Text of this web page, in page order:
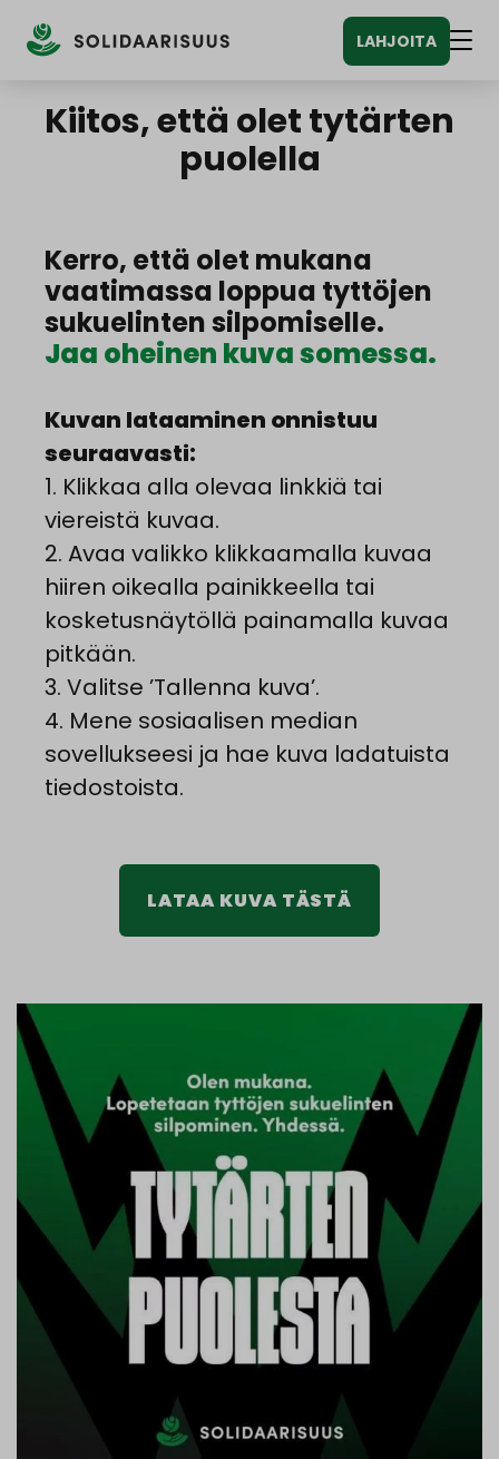
sisältöön
LAHJOITA
Kiitos, että olet tytärten
puolella
Kerro, että olet mukana
vaatimassa loppua tyttöjen
sukuelinten silpomiselle.
Jaa oheinen kuva somessa.
Kuvan lataaminen onnistuu
seuraavasti:
1. Klikkaa alla olevaa linkkiä tai
viereistä kuvaa.
2. Avaa valikko klikkaamalla kuvaa
hiiren oikealla painikkeella tai
kosketusnäytöllä painamalla kuvaa
pitkään.
3. Valitse ’Tallenna kuva’.
4. Mene sosiaalisen median
sovellukseesi ja hae kuva ladatuista
tiedostoista.
LATAA KUVA TÄSTÄ